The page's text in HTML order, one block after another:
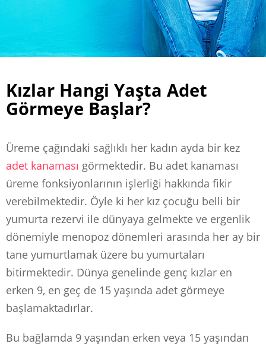
Kızlar Hangi Yaşta Adet
Görmeye Başlar?
Üreme çağındaki sağlıklı her kadın ayda bir kez
adet kanaması görmektedir. Bu adet kanaması
üreme fonksiyonlarının işlerliği hakkında fikir
verebilmektedir. Öyle ki her kız çocuğu belli bir
yumurta rezervi ile dünyaya gelmekte ve ergenlik
dönemiyle menopoz dönemleri arasında her ay bir
tane yumurtlamak üzere bu yumurtaları
bitirmektedir. Dünya genelinde genç kızlar en
erken 9, en geç de 15 yaşında adet görmeye
başlamaktadırlar.
Bu bağlamda 9 yaşından erken veya 15 yaşından